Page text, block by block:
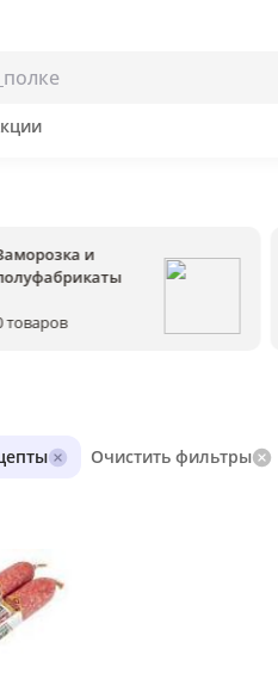
и
товаров
Очистить фильтры